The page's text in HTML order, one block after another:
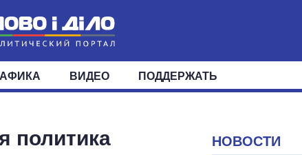
ЭКОНОМИКА ОБЩЕСТВО
КОМИТЕТЫ ФРАКЦИИ
ВИДЕО ПОДДЕРЖАТЬ
политика
НОВОСТИ